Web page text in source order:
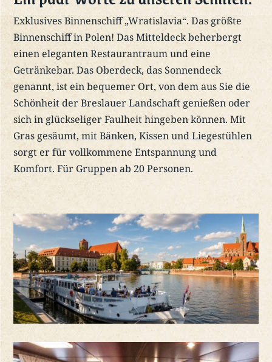
Exklusives Binnenschiff „Wratislavia“. Das größte
Binnenschiff in Polen! Das Mitteldeck beherbergt
einen eleganten Restaurantraum und eine
Getränkebar. Das Oberdeck, das Sonnendeck
genannt, ist ein bequemer Ort, von dem aus Sie die
Schönheit der Breslauer Landschaft genießen oder
sich in glückseliger Faulheit hingeben können. Mit
Gras gesäumt, mit Bänken, Kissen und Liegestühlen
sorgt er für vollkommene Entspannung und
Komfort. Für Gruppen ab 20 Personen.